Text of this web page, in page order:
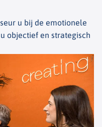
u bij de emotionele
objectief en strategisch